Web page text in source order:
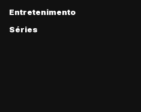
Entretenimento
Séries